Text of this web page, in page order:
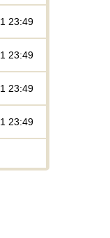
23:49
23:49
23:49
23:49